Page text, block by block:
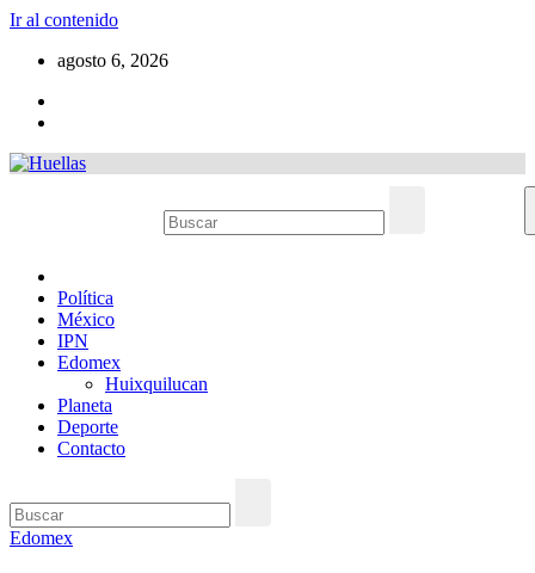
Ir al contenido
agosto 6, 2026
Política
México
IPN
Edomex
Huixquilucan
Planeta
Deporte
Contacto
Edomex